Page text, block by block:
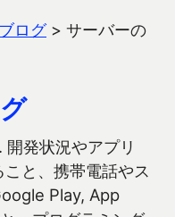
ログ> サーバーの
発状況やアプリ
こと、携帯電話やス
Play, App